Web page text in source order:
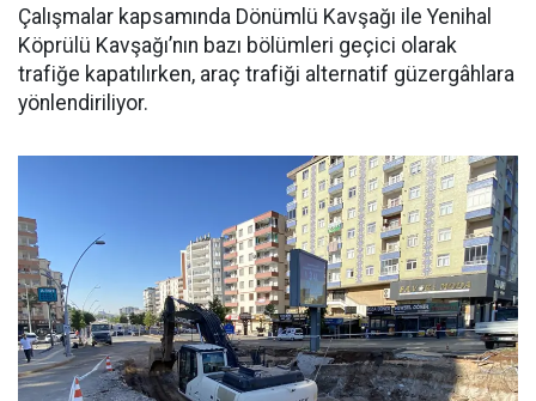
Çalışmalar kapsamında Dönümlü Kavşağı ile Yenihal
Köprülü Kavşağı’nın bazı bölümleri geçici olarak
trafiğe kapatılırken, araç trafiği alternatif güzergâhlara
yönlendiriliyor.